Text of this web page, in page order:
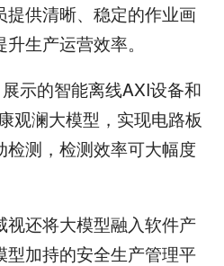
供清晰、稳定的作业画
生产运营效率。
的智能离线AXI设备和
观澜大模型，实现电路板
测，检测效率可大幅度
还将大模型融入软件产
型加持的安全生产管理平